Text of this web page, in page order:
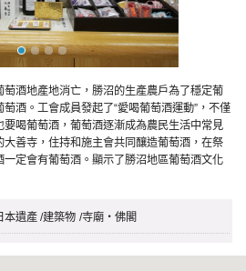
酒地產地消亡，勝沼的生產農戶為了穩定葡
酒。工會成員發起了“愛喝葡萄酒運動”，不僅
喝葡萄酒，葡萄酒逐漸成為農民生活中常見
善寺，住持和施主會共同釀造葡萄酒，在祭
定會有葡萄酒。顯示了勝沼地區葡萄酒文化
本遺產 /建築物 /寺廟・佛閣